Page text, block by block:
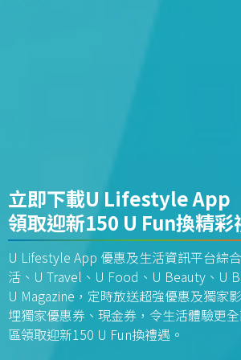
立即下載U Lifestyle App
領取迎新150 U Fun換精彩
U Lifestyle App 優惠及生活資訊平台綜
活、U Travel、U Food、U Beauty、U
U Magazine，定時放送超強優惠及獨家
埋獨家優惠券、現金券，令生活體驗更
區領取迎新150 U Fun換禮遇。